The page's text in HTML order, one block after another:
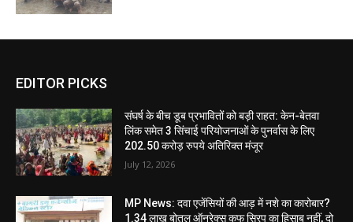
EDITOR PICKS
संघर्ष के बीच डूब प्रभावितों को बड़ी राहत: केन-बेतवा
लिंक समेत 3 सिंचाई परियोजनाओं के पुनर्वास के लिए
202.50 करोड़ रुपये अतिरिक्त मंजूर
July 12, 2026
MP News: दवा एजेंसियों की आड़ में नशे का कारोबार?
1.34 लाख बोतल ऑनरेक्स कफ सिरप का हिसाब नहीं, दो